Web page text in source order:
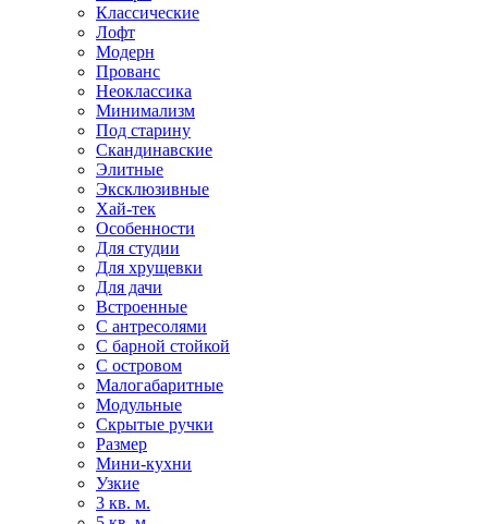
Классические
Лофт
Модерн
Прованс
Неоклассика
Минимализм
Под старину
Скандинавские
Элитные
Эксклюзивные
Хай-тек
Особенности
Для студии
Для хрущевки
Для дачи
Встроенные
С антресолями
С барной стойкой
С островом
Малогабаритные
Модульные
Скрытые ручки
Размер
Мини-кухни
Узкие
3 кв. м.